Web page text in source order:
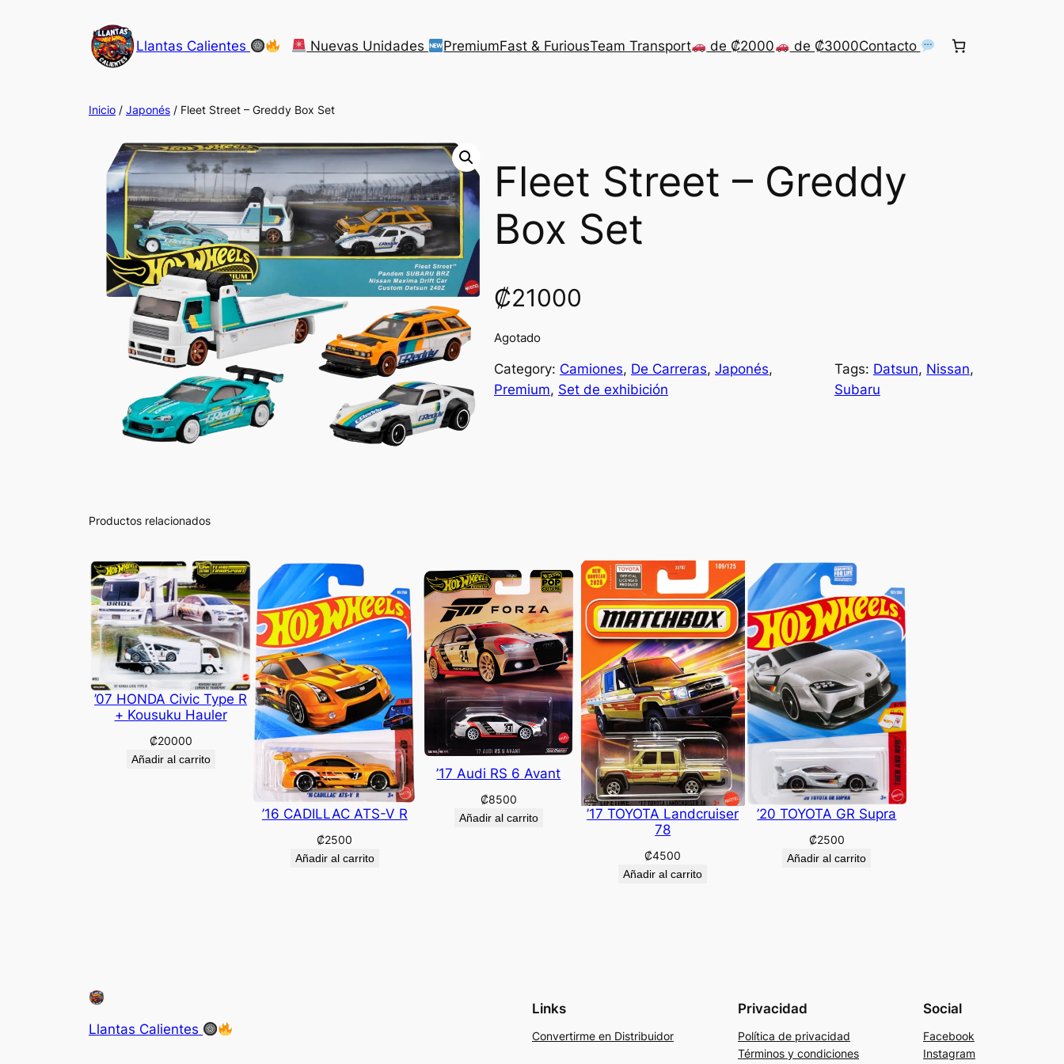
Llantas Calientes Nuevas Unidades PremiumFast & FuriousTeam Transport de ₡2000 de ₡3000Contacto
Inicio / Japonés / Fleet Street – Greddy Box Set
Fleet Street – Greddy
Box Set
₡21000
Agotado
Category: Camiones, De Carreras, Japonés
Premium, Set de exhibición
Tags: Datsun, Nissan
Subaru
Productos relacionados
’07 HONDA Civic Type R
+ Kousuku Hauler
₡20000
Añadir al carrito
’16 CADILLAC ATS-V R
₡2500
Añadir al carrito
’17 Audi RS 6 Avant
₡8500
Añadir al carrito
’17 TOYOTA Landcruiser
78
₡4500
Añadir al carrito
’20 TOYOTA GR Supra
₡2500
Añadir al carrito
Llantas Calientes
Links
Convertirme en Distribuidor
Privacidad
Política de privacidad
Términos y condiciones
Social
Facebook
Instagram